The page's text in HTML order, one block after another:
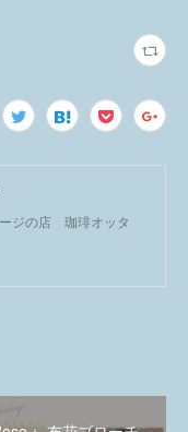
ジの店 珈琲オッタ